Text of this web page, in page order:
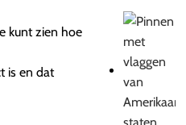
kunt zien hoe
is en dat